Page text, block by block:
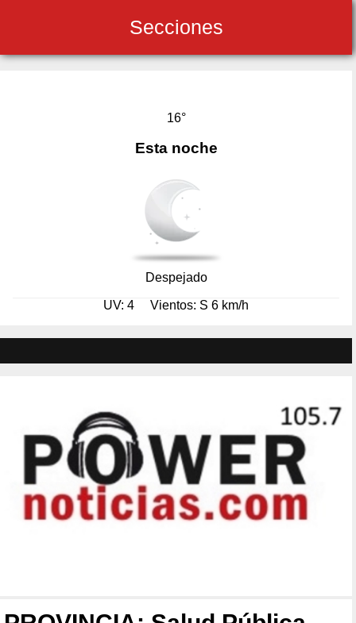
Secciones
16°
Esta noche
Despejado
UV: 4 Vientos: S 6 km/h